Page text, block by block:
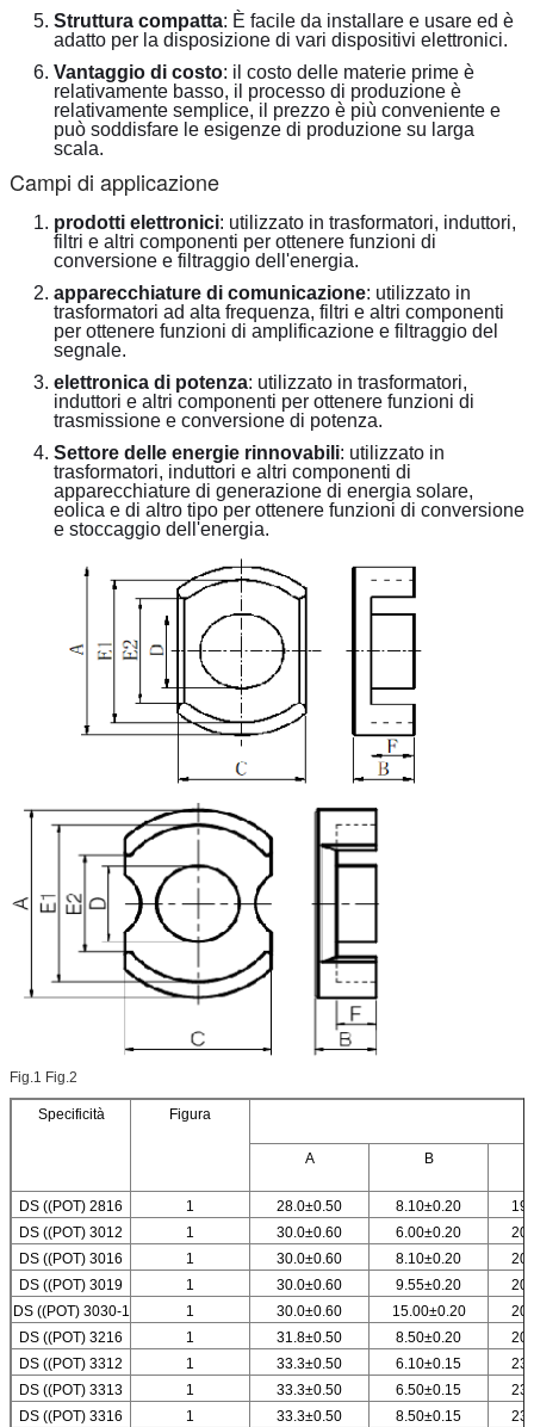
Struttura compatta: È facile da installare e usare ed è
adatto per la disposizione di vari dispositivi elettronici.
Vantaggio di costo: il costo delle materie prime è
relativamente basso, il processo di produzione è
relativamente semplice, il prezzo è più conveniente e
può soddisfare le esigenze di produzione su larga
scala.
Campi di applicazione
prodotti elettronici: utilizzato in trasformatori, induttori,
filtri e altri componenti per ottenere funzioni di
conversione e filtraggio dell'energia.
apparecchiature di comunicazione: utilizzato in
trasformatori ad alta frequenza, filtri e altri componenti
per ottenere funzioni di amplificazione e filtraggio del
segnale.
elettronica di potenza: utilizzato in trasformatori,
induttori e altri componenti per ottenere funzioni di
trasmissione e conversione di potenza.
Settore delle energie rinnovabili: utilizzato in
trasformatori, induttori e altri componenti di
apparecchiature di generazione di energia solare,
eolica e di altro tipo per ottenere funzioni di conversione
e stoccaggio dell'energia.
Fig.1 Fig.2
Specificità Figura
A B
DS ((POT) 2816 1 28.0±0.50 8.10±0.20
DS ((POT) 3012
1 30.0±0.60 6.00±0.20
DS ((POT) 3016
1 30.0±0.60 8.10±0.20
DS ((POT) 3019
1 30.0±0.60 9.55±0.20
DS ((POT) 3030-1
1 30.0±0.60 15.00±0.20
DS ((POT) 3216
1 31.8±0.50 8.50±0.20
DS ((POT) 3312
1 33.3±0.50 6.10±0.15
DS ((POT) 3313
1 33.3±0.50 6.50±0.15
DS ((POT) 3316
1 33.3±0.50 8.50±0.15